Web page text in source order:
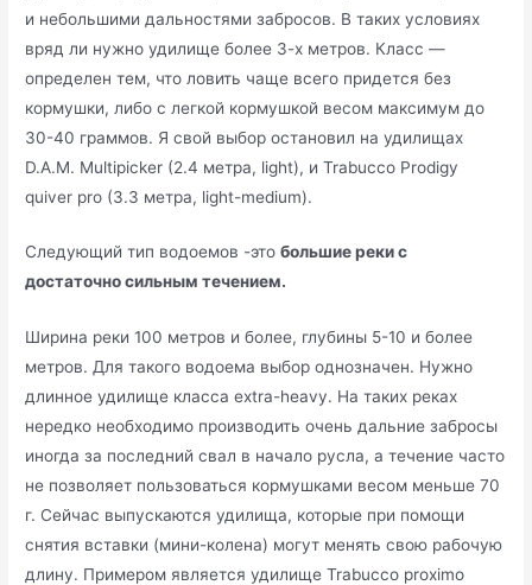
и небольшими дальностями забросов. В таких условиях
вряд ли нужно удилище более 3-х метров. Класс —
определен тем, что ловить чаще всего придется без
кормушки, либо с легкой кормушкой весом максимум до
30-40 граммов. Я свой выбор остановил на удилищах
D.A.M. Multipicker (2.4 метра, light), и Trabucco Prodigy
quiver pro (3.3 метра, light-medium).
Следующий тип водоемов -этобольшие реки с
достаточно сильным течением.
Ширина реки 100 метров и более, глубины 5-10 и более
метров. Для такого водоема выбор однозначен. Нужно
длинное удилище класса extra-heavy. На таких реках
нередко необходимо производить очень дальние забросы
иногда за последний свал в начало русла, а течение часто
не позволяет пользоваться кормушками весом меньше 70
г. Сейчас выпускаются удилища, которые при помощи
снятия вставки (мини-колена) могут менять свою рабочую
длину. Примером является удилище Trabucco proximo